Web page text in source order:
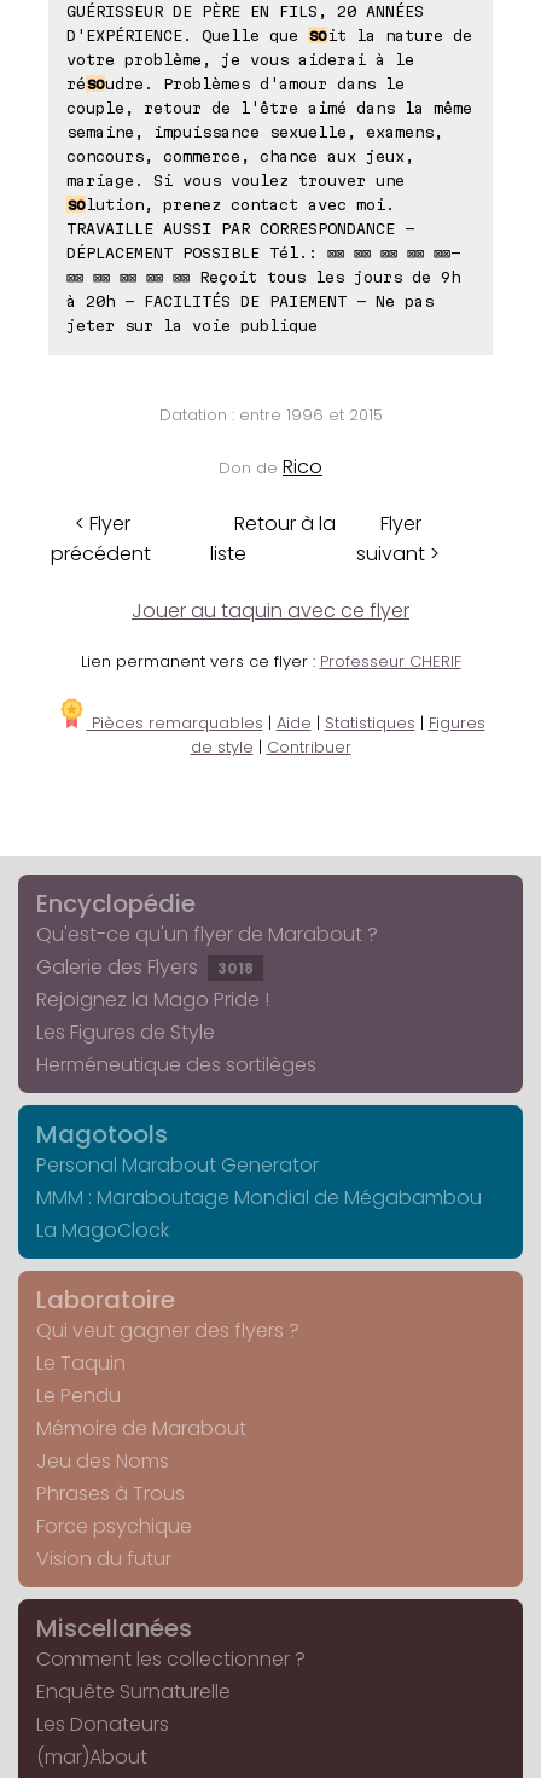
GUÉRISSEUR DE PÈRE EN FILS, 20 ANNÉES
D'EXPÉRIENCE. Quelle que soit la nature de
votre problème, je vous aiderai à le
résoudre. Problèmes d'amour dans le
couple, retour de l'être aimé dans la même
semaine, impuissance sexuelle, examens,
concours, commerce, chance aux jeux,
mariage. Si vous voulez trouver une
solution, prenez contact avec moi.
TRAVAILLE AUSSI PAR CORRESPONDANCE -
DÉPLACEMENT POSSIBLE Tél.: ⊠⊠ ⊠⊠ ⊠⊠ ⊠⊠ ⊠⊠-
⊠⊠ ⊠⊠ ⊠⊠ ⊠⊠ ⊠⊠ Reçoit tous les jours de 9h
à 20h - FACILITÉS DE PAIEMENT - Ne pas
jeter sur la voie publique
Datation : entre 1996 et 2015
Don de Rico
< Flyer
précédent
Retour à la
liste
Flyer
suivant >
Jouer au taquin avec ce flyer
Lien permanent vers ce flyer : Professeur CHERIF
Pièces remarquables | Aide | Statistiques | Figures
de style | Contribuer
Encyclopédie
Qu'est-ce qu'un flyer de Marabout ?
Galerie des Flyers
3018
Rejoignez la Mago Pride !
Les Figures de Style
Herméneutique des sortilèges
Magotools
Personal Marabout Generator
MMM : Maraboutage Mondial de Mégabambou
La MagoClock
Laboratoire
Qui veut gagner des flyers ?
Le Taquin
Le Pendu
Mémoire de Marabout
Jeu des Noms
Phrases à Trous
Force psychique
Vision du futur
Miscellanées
Comment les collectionner ?
Enquête Surnaturelle
Les Donateurs
(mar)About